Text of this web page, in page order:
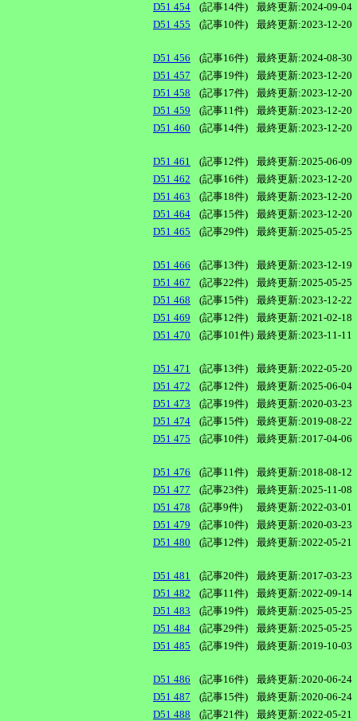
D51 454
(記事14件)
最終更新:2024-09-04
D51 455
(記事10件) 最終更新:2023-12-20
D51 456 (記事16件)
最終更新:2024-08-30
D51 457
(記事19件)
最終更新:2023-12-20
D51 458
(記事17件)
最終更新:2023-12-20
D51 459
(記事11件)
最終更新:2023-12-20
D51 460
(記事14件) 最終更新:2023-12-20
D51 461 (記事12件)
最終更新:2025-06-09
D51 462
(記事16件)
最終更新:2023-12-20
D51 463
(記事18件)
最終更新:2023-12-20
D51 464
(記事15件)
最終更新:2023-12-20
D51 465
(記事29件) 最終更新:2025-05-25
D51 466 (記事13件)
最終更新:2023-12-19
D51 467
(記事22件)
最終更新:2025-05-25
D51 468
(記事15件)
最終更新:2023-12-22
D51 469
(記事12件)
最終更新:2021-02-18
D51 470
(記事101件) 最終更新:2023-11-11
D51 471 (記事13件)
最終更新:2022-05-20
D51 472
(記事12件)
最終更新:2025-06-04
D51 473
(記事19件)
最終更新:2020-03-23
D51 474
(記事15件)
最終更新:2019-08-22
D51 475
(記事10件) 最終更新:2017-04-06
D51 476 (記事11件)
最終更新:2018-08-12
D51 477
(記事23件)
最終更新:2025-11-08
D51 478
(記事9件)
最終更新:2022-03-01
D51 479
(記事10件)
最終更新:2020-03-23
D51 480
(記事12件) 最終更新:2022-05-21
D51 481 (記事20件)
最終更新:2017-03-23
D51 482
(記事11件)
最終更新:2022-09-14
D51 483
(記事19件)
最終更新:2025-05-25
D51 484
(記事29件)
最終更新:2025-05-25
D51 485
(記事19件) 最終更新:2019-10-03
D51 486 (記事16件)
最終更新:2020-06-24
D51 487
(記事15件)
最終更新:2020-06-24
D51 488
(記事21件)
最終更新:2022-05-21